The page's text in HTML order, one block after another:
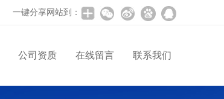
一键分享网站到：
公司资质 在线留言 联系我们